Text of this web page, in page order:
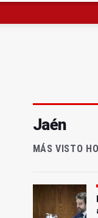
Jaén
MÁS VISTO